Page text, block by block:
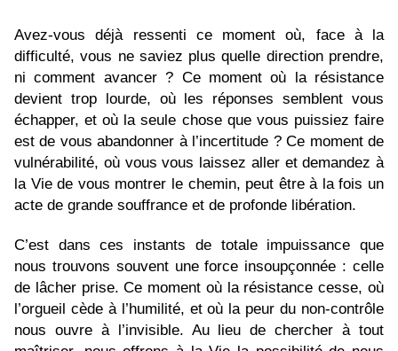
Avez-vous déjà ressenti ce moment où, face à la
difficulté, vous ne saviez plus quelle direction prendre,
ni comment avancer ? Ce moment où la résistance
devient trop lourde, où les réponses semblent vous
échapper, et où la seule chose que vous puissiez faire
est de vous abandonner à l’incertitude ? Ce moment de
vulnérabilité, où vous vous laissez aller et demandez à
la Vie de vous montrer le chemin, peut être à la fois un
acte de grande souffrance et de profonde libération.
C’est dans ces instants de totale impuissance que
nous trouvons souvent une force insoupçonnée : celle
de lâcher prise. Ce moment où la résistance cesse, où
l’orgueil cède à l’humilité, et où la peur du non-contrôle
nous ouvre à l’invisible. Au lieu de chercher à tout